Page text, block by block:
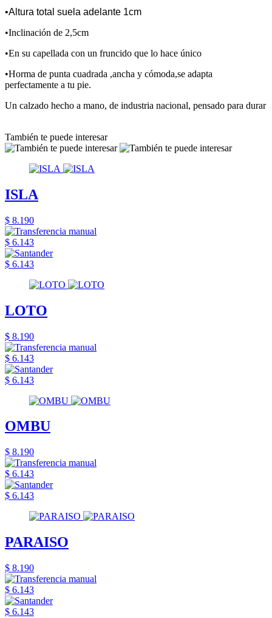
•Altura total suela adelante 1cm
•Inclinación de 2,5cm
•En su capellada con un fruncido que lo hace único
•Horma de punta cuadrada ,ancha y cómoda,se adapta
perfectamente a tu pie.
Un calzado hecho a mano, de industria nacional, pensado para durar
También te puede interesar
ISLA
$ 8.190
$ 6.143
$ 6.143
LOTO
$ 8.190
$ 6.143
$ 6.143
OMBU
$ 8.190
$ 6.143
$ 6.143
PARAISO
$ 8.190
$ 6.143
$ 6.143